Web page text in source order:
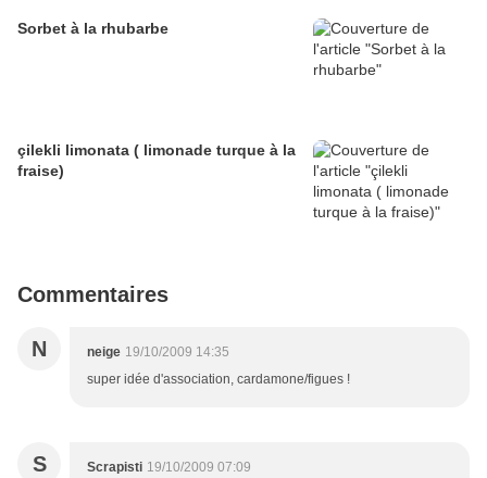
Sorbet à la rhubarbe
çilekli limonata ( limonade turque à la
fraise)
Commentaires
N neige 19/10/2009 14:35
super idée d'association, cardamone/figues !
S Scrapisti 19/10/2009 07:09